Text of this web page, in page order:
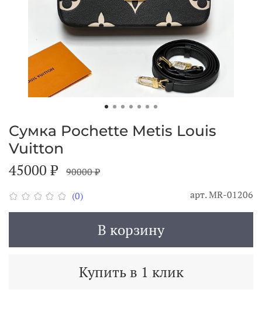
(0) арт.MR-01206
Сумка Pochette Metis Louis
Vuitton
45000 ₽ 90000 ₽
В корзину
Купить в 1 клик